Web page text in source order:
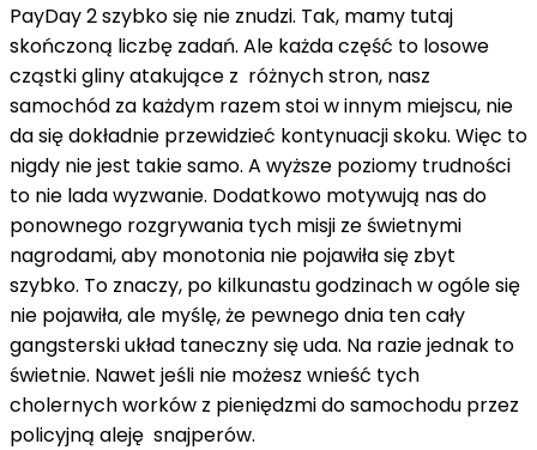
PayDay 2 szybko się nie znudzi. Tak, mamy tutaj
skończoną liczbę zadań. Ale każda część to losowe
cząstki gliny atakujące z różnych stron, nasz
samochód za każdym razem stoi w innym miejscu, nie
da się dokładnie przewidzieć kontynuacji skoku. Więc to
nigdy nie jest takie samo. A wyższe poziomy trudności
to nie lada wyzwanie. Dodatkowo motywują nas do
ponownego rozgrywania tych misji ze świetnymi
nagrodami, aby monotonia nie pojawiła się zbyt
szybko. To znaczy, po kilkunastu godzinach w ogóle się
nie pojawiła, ale myślę, że pewnego dnia ten cały
gangsterski układ taneczny się uda. Na razie jednak to
świetnie. Nawet jeśli nie możesz wnieść tych
cholernych worków z pieniędzmi do samochodu przez
policyjną aleję snajperów.